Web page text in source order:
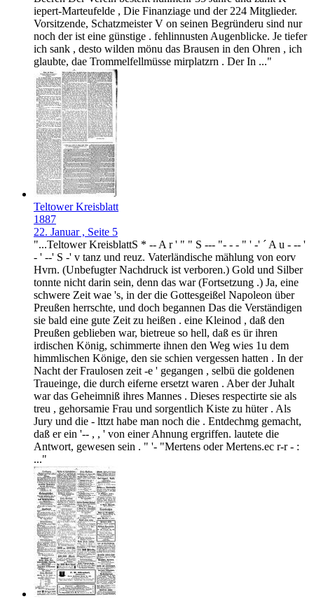
iepert-Marteufelde , Die Finanziage und der 224 Mitglieder.
Vorsitzende, Schatzmeister V on seinen Begründeru sind nur
noch der ist eine günstige . fehlinnusten Augenblicke. Je tiefer
ich sank , desto wilden mönu das Brausen in den Ohren , ich
glaubte, dae Trommelfellmüsse mirplatzrn . Der In ..."
Teltower Kreisblatt
1887
22. Januar , Seite 5
"...Teltower KreisblattS * -- A r ' " " S --- "- - - " ' -' ´ A u - -- '
- ' --' S -' v tanz und reuz. Vaterländische mählung von eorv
Hvrn. (Unbefugter Nachdruck ist verboren.) Gold und Silber
tonnte nicht darin sein, denn das war (Fortsetzung .) Ja, eine
schwere Zeit wae 's, in der die Gottesgeißel Napoleon über
Preußen herrschte, und doch begannen Das die Verständigen
sie bald eine gute Zeit zu heißen . eine Kleinod , daß den
Preußen geblieben war, bietreue so hell, daß es ür ihren
irdischen König, schimmerte ihnen den Weg wies 1u dem
himmlischen Könige, den sie schien vergessen hatten . In der
Nacht der Fraulosen zeit -e ' gegangen , selbü die goldenen
Traueinge, die durch eiferne ersetzt waren . Aber der Juhalt
war das Geheimniß ihres Mannes . Dieses respectirte sie als
treu , gehorsamie Frau und sorgentlich Kiste zu hüter . Als
Jury und die - lttzt habe man noch die . Entdechmg gemacht,
daß er ein '-- , , ' von einer Ahnung ergriffen. lautete die
Antwort, gewesen sein . " '- "Mertens oder Mertens.ec r-r - :
..."